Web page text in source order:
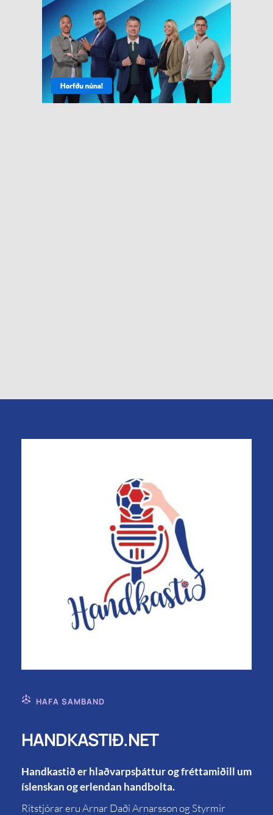
HAFA SAMBAND
HANDKASTIÐ.NET
Handkastið er hlaðvarpsþáttur og fréttamiðill um
íslenskan og erlendan handbolta.
Ritstjórar eru Arnar Daði Arnarsson og Styrmir